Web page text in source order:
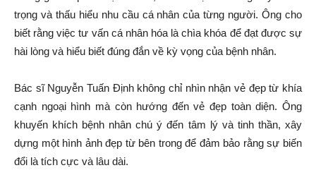
trọng và thấu hiểu nhu cầu cá nhân của từng người. Ông cho
biết rằng việc tư vấn cá nhân hóa là chìa khóa để đạt được sự
hài lòng và hiểu biết đúng đắn về kỳ vọng của bệnh nhân.
Bác sĩ Nguyễn Tuấn Định không chỉ nhìn nhận vẻ đẹp từ khía
cạnh ngoại hình mà còn hướng đến vẻ đẹp toàn diện. Ông
khuyến khích bệnh nhân chú ý đến tâm lý và tinh thần, xây
dựng một hình ảnh đẹp từ bên trong để đảm bảo rằng sự biến
đổi là tích cực và lâu dài.